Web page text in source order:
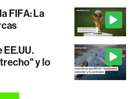
FIFA: La
y lo